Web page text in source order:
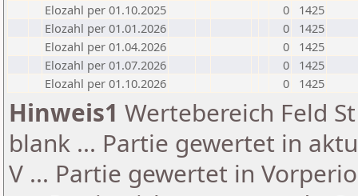
Elozahl per 01.10.2025
0
1425
Elozahl per 01.01.2026
0
1425
Elozahl per 01.04.2026
0
1425
Elozahl per 01.07.2026
0
1425
Elozahl per 01.10.2026
0 1425
Hinweis1 Wertebereich Feld
blank ... Partie gewertet in
V ... Partie gewertet in